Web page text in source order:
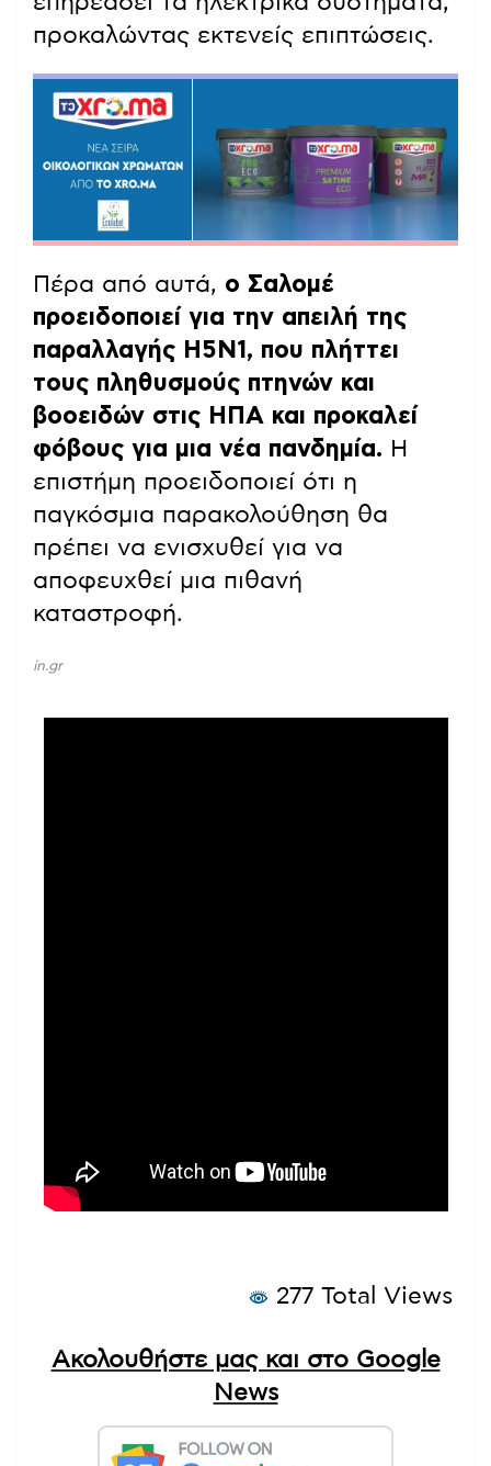
προκαλώντας εκτενείς επιπτώσεις.
Πέρα από αυτά, ο Σαλομέ
προειδοποιεί για την απειλή της
παραλλαγής H5N1, που πλήττει
τους πληθυσμούς πτηνών και
βοοειδών στις ΗΠΑ και προκαλεί
φόβους για μια νέα πανδημία. Η
επιστήμη προειδοποιεί ότι η
παγκόσμια παρακολούθηση θα
πρέπει να ενισχυθεί για να
αποφευχθεί μια πιθανή
καταστροφή.
in.gr
277 Total Views
Ακολουθήστε μας και στο Google
News